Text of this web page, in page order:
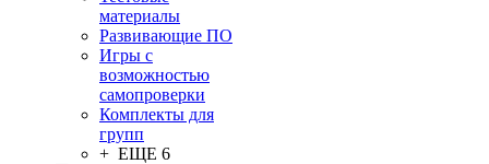
материалы
Развивающие ПО
Игры с
возможностью
самопроверки
Комплекты для
групп
+ ЕЩЕ 6